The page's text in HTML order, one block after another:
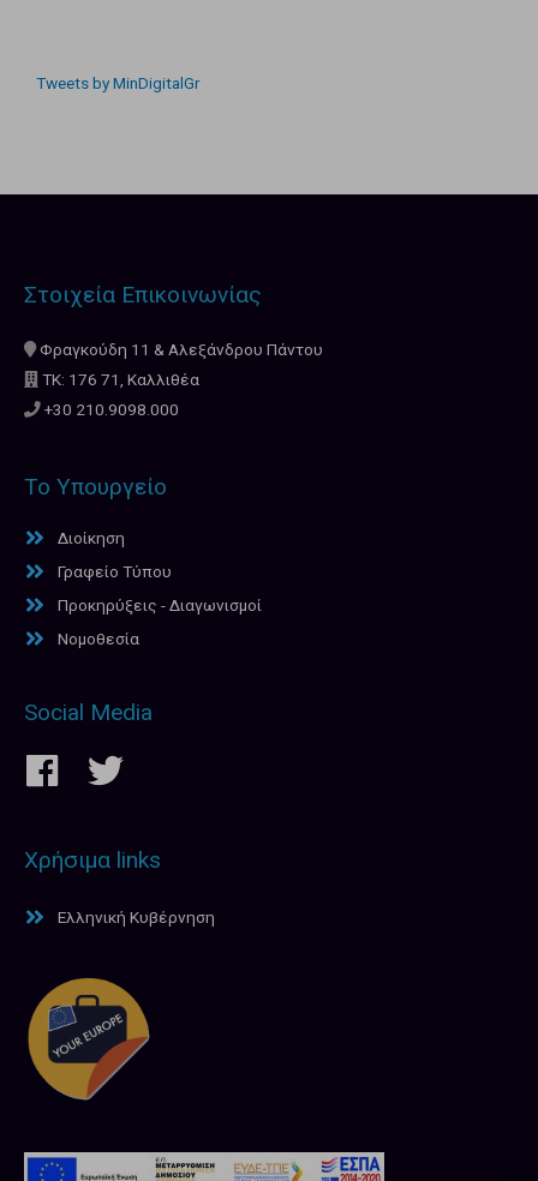
Tweets by MinDigitalGr
Στοιχεία Επικοινωνίας
Φραγκούδη 11 & Αλεξάνδρου Πάντου
ΤΚ: 176 71, Καλλιθέα
+30 210.9098.000
Το Υπουργείο
Διοίκηση
Γραφείο Τύπου
Προκηρύξεις - Διαγωνισμοί
Νομοθεσία
Social Media
Χρήσιμα links
Ελληνική Κυβέρνηση